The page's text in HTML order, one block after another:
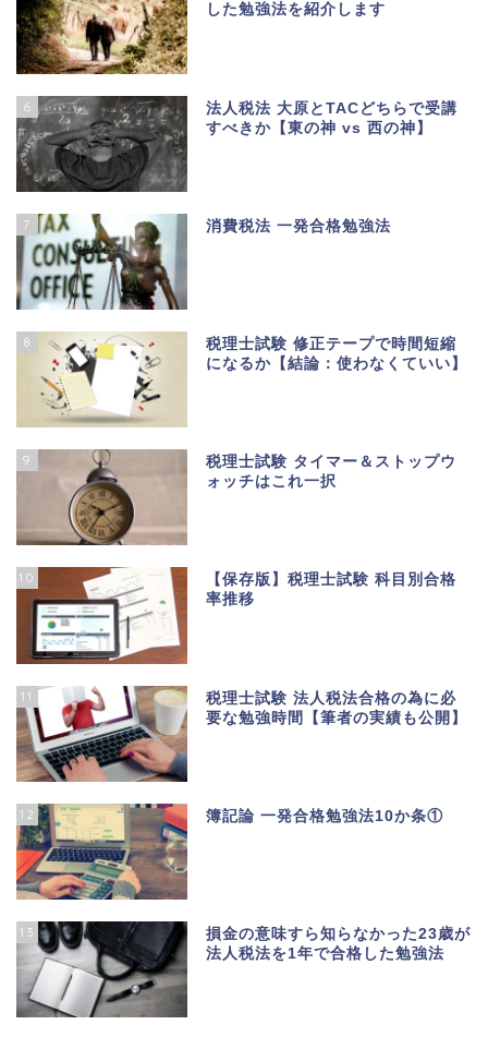
した勉強法を紹介します
6
法人税法 大原とTACどちらで受講
すべきか【東の神 vs 西の神】
7 消費税法 一発合格勉強法
8
税理士試験 修正テープで時間短縮
になるか【結論：使わなくていい】
9
税理士試験 タイマー＆ストップウ
ォッチはこれ一択
10
【保存版】税理士試験 科目別合格
率推移
11
税理士試験 法人税法合格の為に必
要な勉強時間【筆者の実績も公開】
12 簿記論 一発合格勉強法10か条①
13
損金の意味すら知らなかった23歳が
法人税法を1年で合格した勉強法